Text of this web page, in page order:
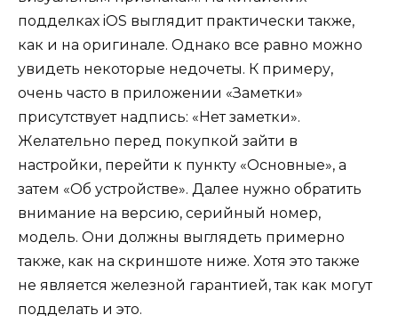
подделках iOS выглядит практически также,
как и на оригинале. Однако все равно можно
увидеть некоторые недочеты. К примеру,
очень часто в приложении «Заметки»
присутствует надпись: «Нет заметки».
Желательно перед покупкой зайти в
настройки, перейти к пункту «Основные», а
затем «Об устройстве». Далее нужно обратить
внимание на версию, серийный номер,
модель. Они должны выглядеть примерно
также, как на скриншоте ниже. Хотя это также
не является железной гарантией, так как могут
подделать и это.